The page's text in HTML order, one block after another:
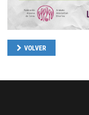
VOLVER